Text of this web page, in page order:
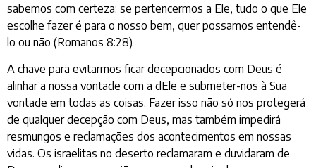
sabemos com certeza: se pertencermos a Ele, tudo o que Ele
escolhe fazer é para o nosso bem, quer possamos entendê-
lo ou não (Romanos 8:28).
A chave para evitarmos ficar decepcionados com Deus é
alinhar a nossa vontade com a dEle e submeter-nos à Sua
vontade em todas as coisas. Fazer isso não só nos protegerá
de qualquer decepção com Deus, mas também impedirá
resmungos e reclamações dos acontecimentos em nossas
vidas. Os israelitas no deserto reclamaram e duvidaram de